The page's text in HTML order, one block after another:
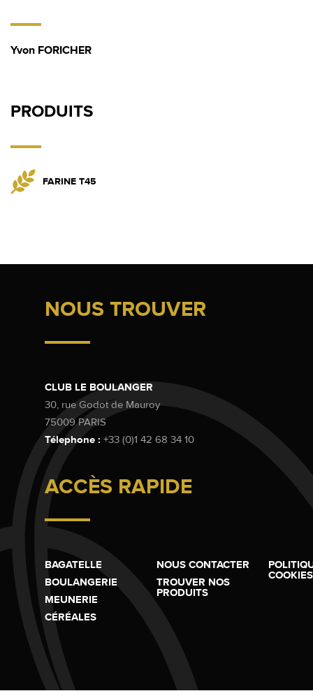
PRODUITS
FARINE T45
Yvon FORICHER
NOUS TROUVER
CLUB LE BOULANGER
30, rue Godot de Mauroy
75009 PARIS
Télephone : +33 (0)1 42 68 34 10
ACCÈS RAPIDE
BAGATELLE
BOULANGERIE
MEUNERIE
CÉRÉALES
NOUS CONTACTER
TROUVER NOS
PRODUITS
COOKIES